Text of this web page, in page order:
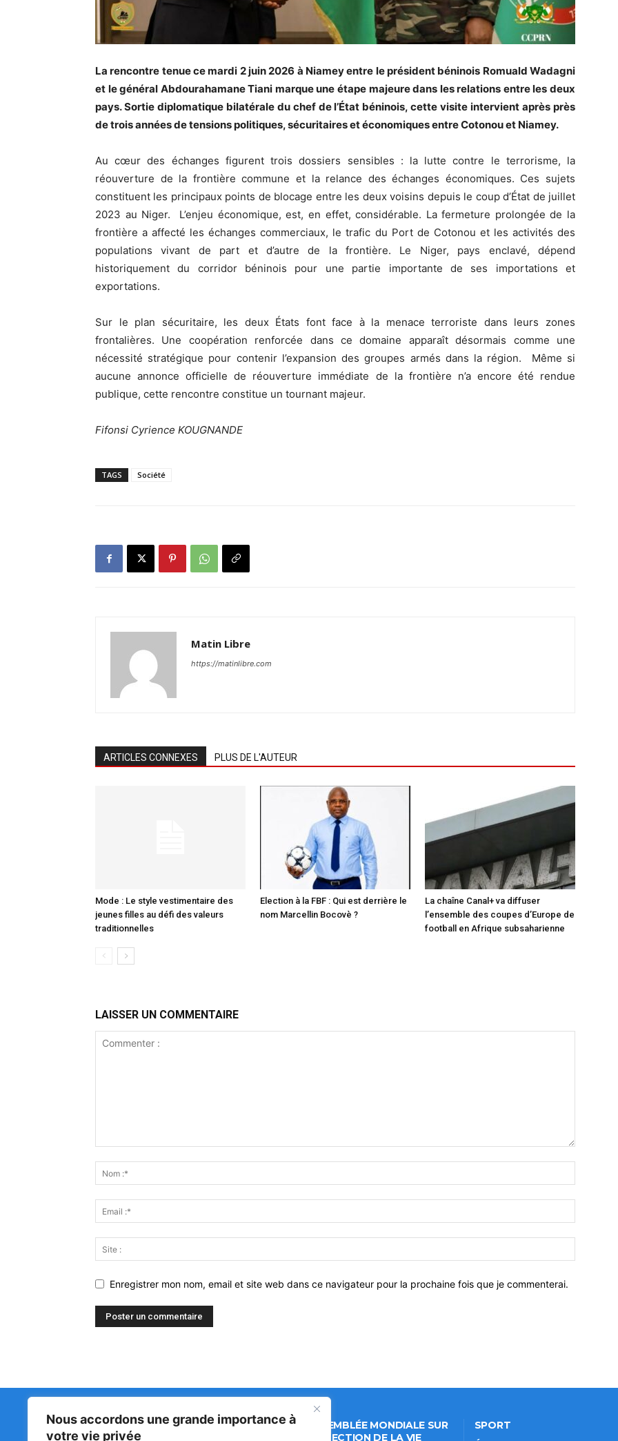
Nous accordons une grande importance à
votre vie privée
La rencontre tenue ce mardi 2 juin 2026 à Niamey entre le président béninois Romuald Wadagni
et le général Abdourahamane Tiani marque une étape majeure dans les relations entre les deux
pays. Sortie diplomatique bilatérale du chef de l’État béninois, cette visite intervient après près
de trois années de tensions politiques, sécuritaires et économiques entre Cotonou et Niamey.
Au cœur des échanges figurent trois dossiers sensibles : la lutte contre le terrorisme, la
réouverture de la frontière commune et la relance des échanges économiques. Ces sujets
constituent les principaux points de blocage entre les deux voisins depuis le coup d’État de juillet
2023 au Niger. L’enjeu économique, est, en effet, considérable. La fermeture prolongée de la
frontière a affecté les échanges commerciaux, le trafic du Port de Cotonou et les activités des
populations vivant de part et d’autre de la frontière. Le Niger, pays enclavé, dépend
historiquement du corridor béninois pour une partie importante de ses importations et
exportations.
Sur le plan sécuritaire, les deux États font face à la menace terroriste dans leurs zones
frontalières. Une coopération renforcée dans ce domaine apparaît désormais comme une
nécessité stratégique pour contenir l’expansion des groupes armés dans la région. Même si
aucune annonce officielle de réouverture immédiate de la frontière n’a encore été rendue
publique, cette rencontre constitue un tournant majeur.
Fifonsi Cyrience KOUGNANDE
TAGS Société
Matin Libre
https://matinlibre.com
ARTICLES CONNEXES PLUS DE L'AUTEUR
Mode : Le style vestimentaire des
jeunes filles au défi des valeurs
traditionnelles
Election à la FBF : Qui est derrière le
nom Marcellin Bocovè ?
La chaîne Canal+ va diffuser
l’ensemble des coupes d’Europe de
football en Afrique subsaharienne
LAISSER UN COMMENTAIRE
Enregistrer mon nom, email et site web dans ce navigateur pour la prochaine fois que je commenterai.
Matin Libre
47ᵉ ASSEMBLÉE MONDIALE SUR
LA PROTECTION DE LA VIE
SPORT